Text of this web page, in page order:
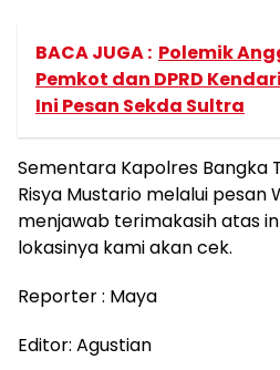
BACA JUGA : Polemik
Pemkot dan DPRD
Ini Pesan Sekda Sultra
Sementara Kapolres Bangka
Risya Mustario melalui
menjawab terimakasih atas
lokasinya kami akan cek.
Reporter : Maya
Editor: Agustian